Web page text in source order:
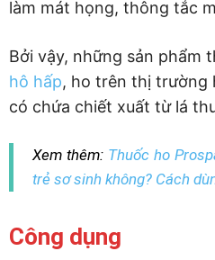
làm mát họng, thông tắc
Bởi vậy, những sản phẩm
hô hấp, ho trên thị trường
có chứa chiết xuất từ lá
Xem thêm: Thuốc ho
trẻ sơ sinh không? Cách
Công dụng